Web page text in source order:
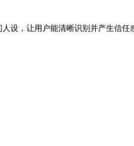
设，让用户能清晰识别并产生信任